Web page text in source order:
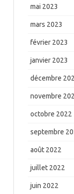
mai 2023
mars 2023
février 2023
janvier 2023
décembre
novembre
octobre 2022
septembre
août 2022
juillet 2022
juin 2022